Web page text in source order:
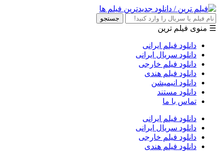
جستجو
☰ منوی فیلم ترین
دانلود فیلم ایرانی
دانلود سریال ایرانی
دانلود فیلم خارجی
دانلود فیلم هندی
دانلود انیمیشن
دانلود مستند
تماس با ما
دانلود فیلم ایرانی
دانلود سریال ایرانی
دانلود فیلم خارجی
دانلود فیلم هندی